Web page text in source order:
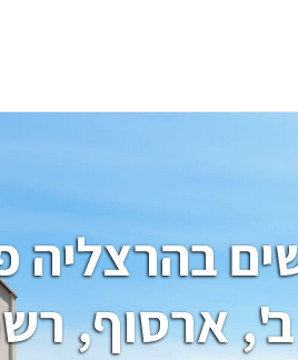
ארסוף,